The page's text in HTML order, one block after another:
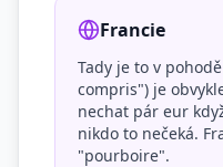
Francie
Tady je to v
compris") je
nechat pár eur
nikdo to nečeká.
"pourboire".